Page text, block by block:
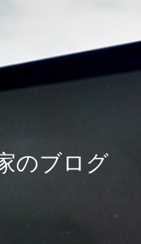
のブログ